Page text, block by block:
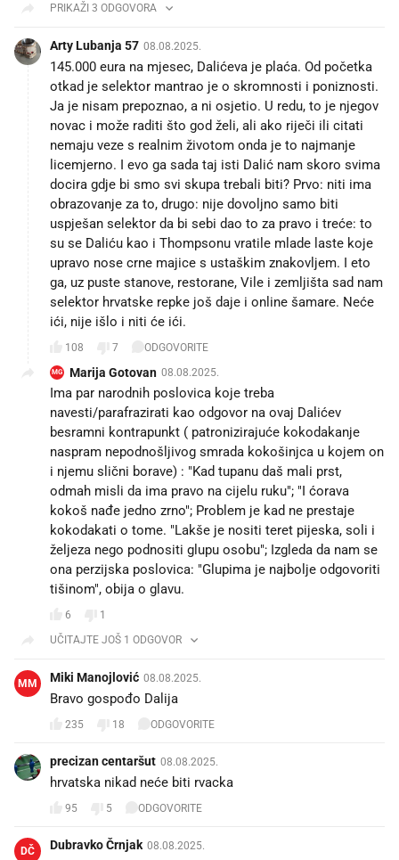
PRIKAŽI 3 ODGOVORA
Arty Lubanja 57 08.08.2025.
145.000 eura na mjesec, Dalićeva je plaća. Od početka
otkad je selektor mantrao je o skromnosti i poniznosti.
Ja je nisam prepoznao, a ni osjetio. U redu, to je njegov
novac i može raditi što god želi, ali ako riječi ili citati
nemaju veze s realnim životom onda je to najmanje
licemjerno. I evo ga sada taj isti Dalić nam skoro svima
docira gdje bi smo svi skupa trebali biti? Prvo: niti ima
obrazovanje za to, drugo: nije dovoljno samo biti
uspješan selektor da bi sebi dao to za pravo i treće: to
su se Daliću kao i Thompsonu vratile mlade laste koje
upravo nose crne majice s ustaškim znakovljem. I eto
ga, uz puste stanove, restorane, Vile i zemljišta sad nam
selektor hrvatske repke još daje i online šamare. Neće
ići, nije išlo i niti će ići.
108 7 ODGOVORITE
MG Marija Gotovan 08.08.2025.
Ima par narodnih poslovica koje treba
navesti/parafrazirati kao odgovor na ovaj Dalićev
besramni kontrapunkt ( patronizirajuće kokodakanje
naspram nepodnošljivog smrada kokošinjca u kojem on
i njemu slični borave) : "Kad tupanu daš mali prst,
odmah misli da ima pravo na cijelu ruku"; "I ćorava
kokoš nađe jedno zrno"; Problem je kad ne prestaje
kokodakati o tome. "Lakše je nositi teret pijeska, soli i
željeza nego podnositi glupu osobu"; Izgleda da nam se
ona perzijska poslovica: "Glupima je najbolje odgovoriti
tišinom", obija o glavu.
6
1
UČITAJTE JOŠ 1 ODGOVOR
MM Miki Manojlović 08.08.2025.
Bravo gospođo Dalija
235 18 ODGOVORITE
precizan centaršut 08.08.2025.
hrvatska nikad neće biti rvacka
95 5 ODGOVORITE
DČ Dubravko Črnjak 08.08.2025.